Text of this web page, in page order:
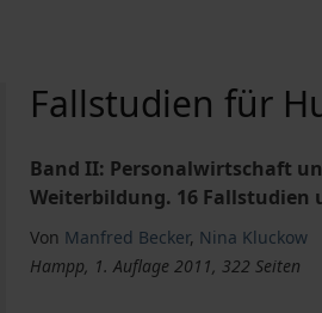
Fallstudien für
Band II: Personalwirtschaft
Weiterbildung. 16 Fallstudien
Von Manfred Becker, Nina Kluckow
Hampp, 1. Auflage 2011, 322 Seiten